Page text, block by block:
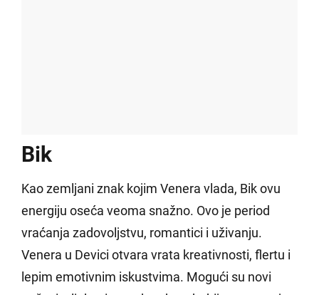
Bik
Kao zemljani znak kojim Venera vlada, Bik ovu
energiju oseća veoma snažno. Ovo je period
vraćanja zadovoljstvu, romantici i uživanju.
Venera u Devici otvara vrata kreativnosti, flertu i
lepim emotivnim iskustvima. Mogući su novi